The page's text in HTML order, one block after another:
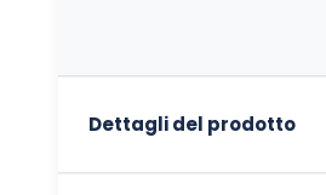
Dettagli del prodotto